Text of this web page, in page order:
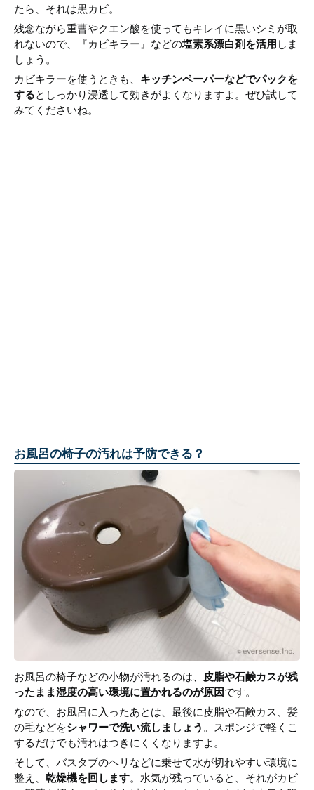
たら、それは黒カビ。
残念ながら重曹やクエン酸を使ってもキレイに黒いシミが取
れないので、『カビキラー』などの塩素系漂白剤を活用 しま
しょう。
カビキラーを使うときも、 キッチンペーパーなどでパックを
するとしっかり浸透して効きがよくなりますよ。ぜひ試して
みてくださいね。
お風呂の椅子の汚れは予防できる？
お風呂の椅子などの小物が汚れるのは、
皮脂や石鹸カスが残
ったまま湿度の高い環境に置かれるのが原因です。
なので、お風呂に入ったあとは、最後に皮脂や石鹸カス、髪
の毛などをシャワーで洗い流しましょう 。スポンジで軽くこ
するだけでも汚れはつきにくくなりますよ。
そして、バスタブのヘリなどに乗せて水が切れやすい環境に
整え、 乾燥機を回します。水気が残っていると、それがカビ